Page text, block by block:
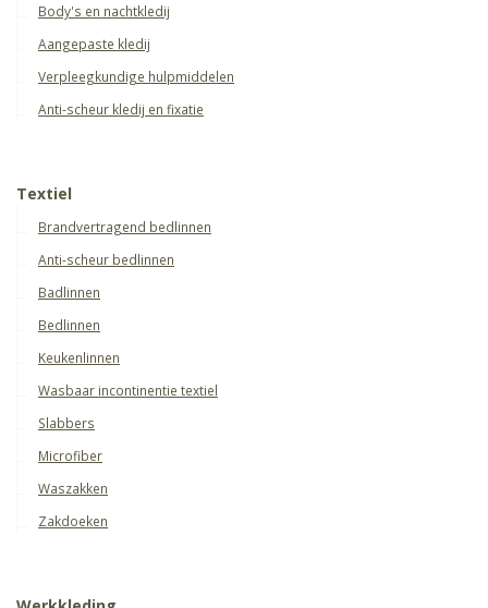
Body's en nachtkledij
Aangepaste kledij
Verpleegkundige hulpmiddelen
Anti-scheur kledij en fixatie
Textiel
Brandvertragend bedlinnen
Anti-scheur bedlinnen
Badlinnen
Bedlinnen
Keukenlinnen
Wasbaar incontinentie textiel
Slabbers
Microfiber
Waszakken
Zakdoeken